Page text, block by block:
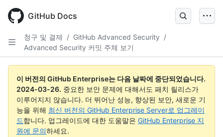
main
GitHub Docs
청구 및 결제 / GitHub Advanced Security /
Advanced Security 커밋 주체 보기
이 버전의 GitHub Enterprise는 다음 날짜에 중단되었습니다.
2024-03-26. 중요한 보안 문제에 대해서도 패치 릴리스가
이루어지지 않습니다. 더 뛰어난 성능, 향상된 보안, 새로운 기
능을 위해 최신 버전의 GitHub Enterprise Server로 업그레이
드합니다. 업그레이드에 대한 도움말은 GitHub Enterprise 지
원에 문의하세요.